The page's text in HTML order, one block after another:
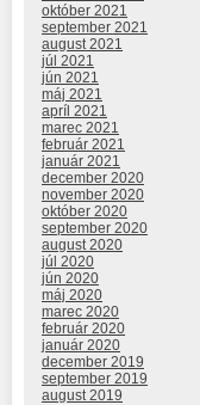
október 2021
september 2021
august 2021
júl 2021
jún 2021
máj 2021
apríl 2021
marec 2021
február 2021
január 2021
december 2020
november 2020
október 2020
september 2020
august 2020
júl 2020
jún 2020
máj 2020
marec 2020
február 2020
január 2020
december 2019
september 2019
august 2019